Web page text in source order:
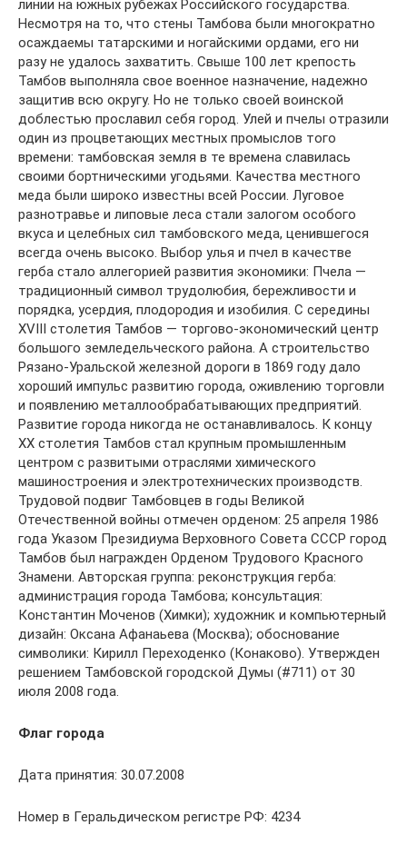
линии на южных рубежах Российского государства.
Несмотря на то, что стены Тамбова были многократно
осаждаемы татарскими и ногайскими ордами, его ни
разу не удалось захватить. Свыше 100 лет крепость
Тамбов выполняла свое военное назначение, надежно
защитив всю округу. Но не только своей воинской
доблестью прославил себя город. Улей и пчелы отразили
один из процветающих местных промыслов того
времени: тамбовская земля в те времена славилась
своими бортническими угодьями. Качества местного
меда были широко известны всей России. Луговое
разнотравье и липовые леса стали залогом особого
вкуса и целебных сил тамбовского меда, ценившегося
всегда очень высоко. Выбор улья и пчел в качестве
герба стало аллегорией развития экономики: Пчела —
традиционный символ трудолюбия, бережливости и
порядка, усердия, плодородия и изобилия. С середины
XVIII столетия Тамбов — торгово-экономический центр
большого земледельческого района. А строительство
Рязано-Уральской железной дороги в 1869 году дало
хороший импульс развитию города, оживлению торговли
и появлению металлообрабатывающих предприятий.
Развитие города никогда не останавливалось. К концу
XX столетия Тамбов стал крупным промышленным
центром с развитыми отраслями химического
машиностроения и электротехнических производств.
Трудовой подвиг Тамбовцев в годы Великой
Отечественной войны отмечен орденом: 25 апреля 1986
года Указом Президиума Верховного Совета СССР город
Тамбов был награжден Орденом Трудового Красного
Знамени. Авторская группа: реконструкция герба:
администрация города Тамбова; консультация:
Константин Моченов (Химки); художник и компьютерный
дизайн: Оксана Афанаьева (Москва); обоснование
символики: Кирилл Переходенко (Конаково). Утвержден
решением Тамбовской городской Думы (#711) от 30
июля 2008 года.
Флаг города
Дата принятия: 30.07.2008
Номер в Геральдическом регистре РФ: 4234